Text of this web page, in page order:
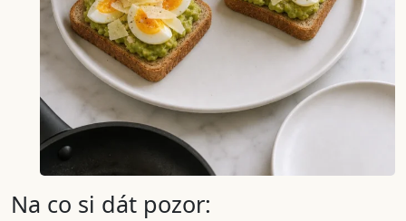
Na co si dát pozor: